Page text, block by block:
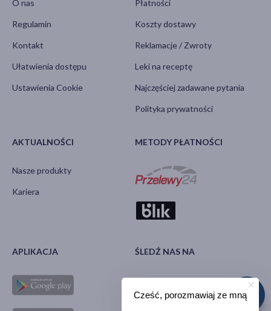
O nas
Regulamin
Kontakt
Ułatwienia dostępu
Ustawienia Cookie
Płatności
Koszty dostawy
Reklamacje / Zwroty
Leki na receptę
Najczęściej zadawane pytania
Polityka prywatności
AKTUALNOŚCI
Nasze produkty
Kariera
METODY PŁATNOŚCI
APLIKACJA ŚLEDŹ NAS NA
Cześć, porozmawiaj ze mną